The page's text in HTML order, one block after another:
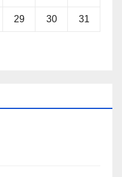
29 30 31